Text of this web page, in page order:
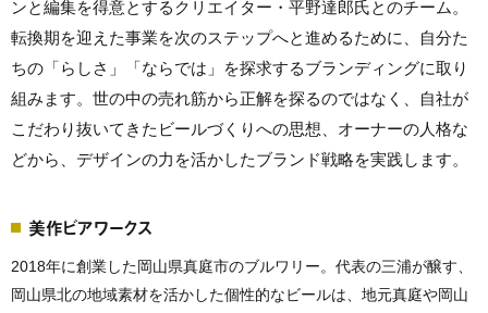
ンと編集を得意とするクリエイター・平野達郎氏とのチーム。
転換期を迎えた事業を次のステップへと進めるために、自分た
ちの「らしさ」「ならでは」を探求するブランディングに取り
組みます。世の中の売れ筋から正解を探るのではなく、自社が
こだわり抜いてきたビールづくりへの思想、オーナーの人格な
どから、デザインの力を活かしたブランド戦略を実践します。
美作ビアワークス
2018年に創業した岡山県真庭市のブルワリー。代表の三浦が醸す、
岡山県北の地域素材を活かした個性的なビールは、地元真庭や岡山